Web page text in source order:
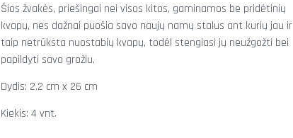
Šios žvakės, priešingai nei visos kitos, gaminamos be pridėtinių
kvapų, nes dažnai puošia savo naujų namų stalus ant kurių jau ir
taip netrūksta nuostabių kvapų, todėl stengiasi jų neužgožti bei
papildyti savo grožiu.
Dydis: 2.2 cm x 26 cm
Kiekis: 4 vnt.